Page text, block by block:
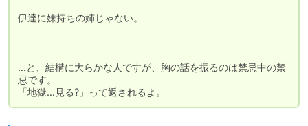
伊達に妹持ちの姉じゃない。
…と、結構に大らかな人ですが、胸の話を振るのは禁忌中の禁
忌です。
「地獄…見る?」って返されるよ。